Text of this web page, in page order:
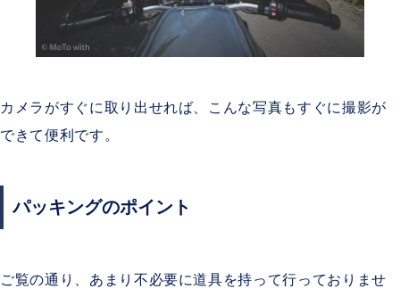
カメラがすぐに取り出せれば、こんな写真もすぐに撮影が
できて便利です。
パッキングのポイント
ご覧の通り、あまり不必要に道具を持って行っておりませ